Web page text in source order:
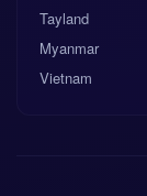
Tayland
Myanmar
Vietnam